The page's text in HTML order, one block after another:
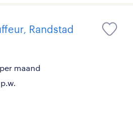
Randstad
maand